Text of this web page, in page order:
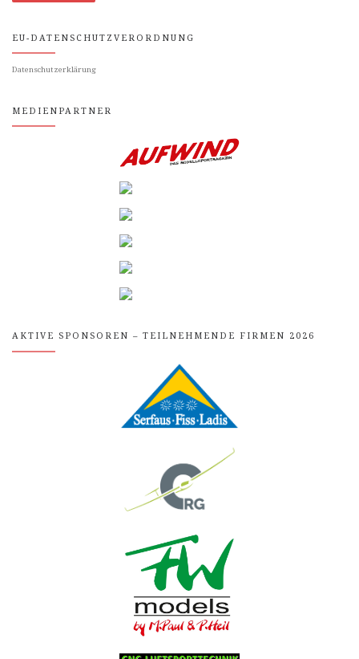
EU-DATENSCHUTZVERORDNUNG
Datenschutzerklärung
MEDIENPARTNER
AKTIVE SPONSOREN – TEILNEHMENDE FIRMEN 2026